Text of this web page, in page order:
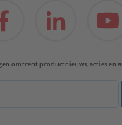
omtrent productnieuws, acties en